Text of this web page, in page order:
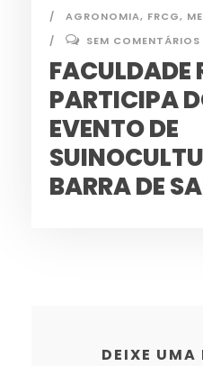
AGRONOMIA, FRCG,
SEM COMENTÁRIOS
FACULDADE
PARTICIPA
EVENTO DE
BARRA DE
DEIXE UMA